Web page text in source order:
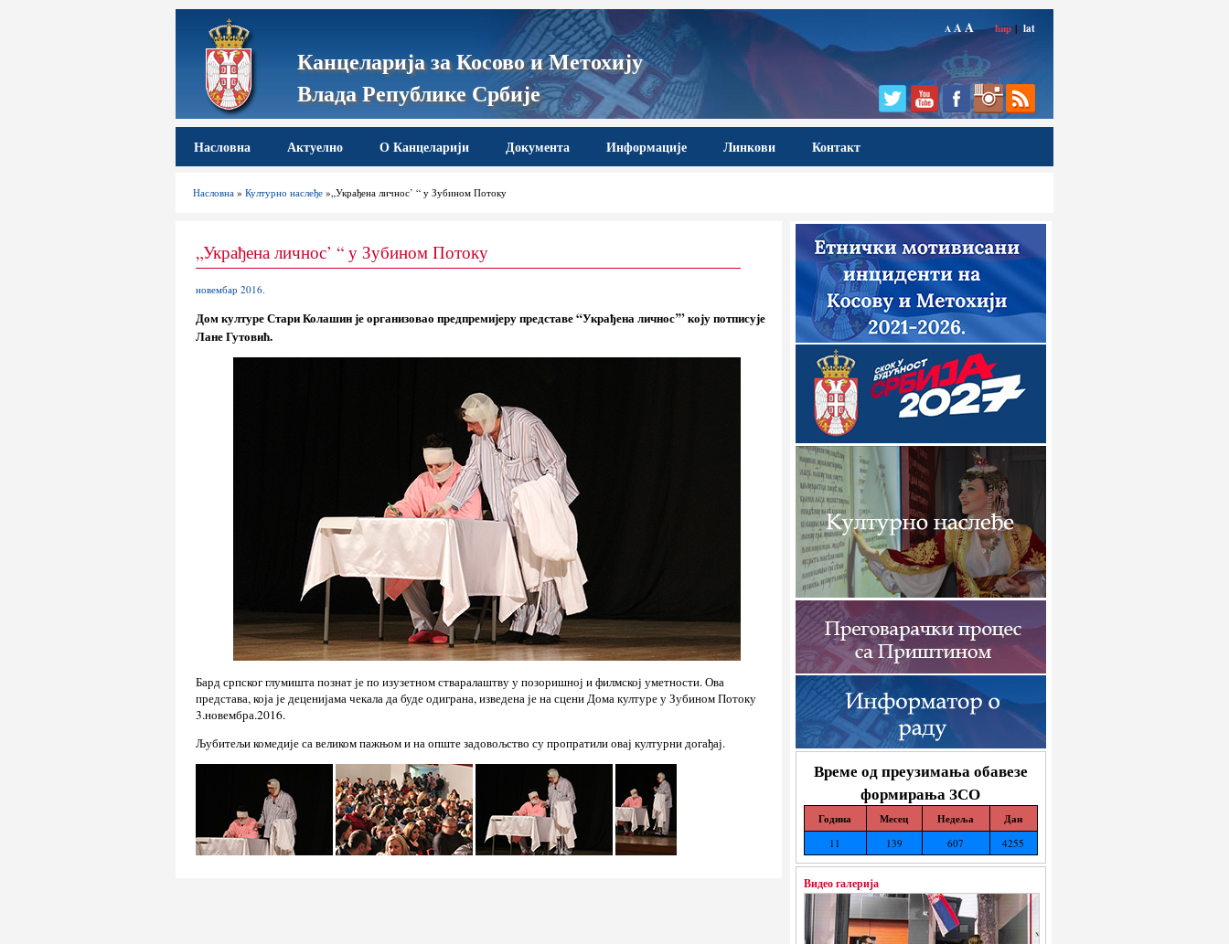
Канцеларија за Косово и Метохију
Влада Републике Србије
A AA ћир | lat
Насловна Актуелно О Канцеларији Документа Информације Линкови Контакт
Насловна »Културно наслеђе »„Украђена личнос’ “ у Зубином Потоку
Време од преузимања обавезе
формирања ЗСО
Година Месец Недеља Дан
11 139 607 4255
Видео галерија
„Украђена личнос’ “ у Зубином Потоку
новембар 2016.
Дом културе Стари Колашин је организовао предпремијеру представе “Украђена личнос’” коју потписује
Лане Гутовић.
Бард српског глумишта познат је по изузетном стваралаштву у позоришној и филмској уметности. Ова
представа, која је деценијама чекала да буде одиграна, изведена је на сцени Дома културе у Зубином Потоку
3.новембра.2016.
Љубитељи комедије са великом пажњом и на опште задовољство су пропратили овај културни догађај.